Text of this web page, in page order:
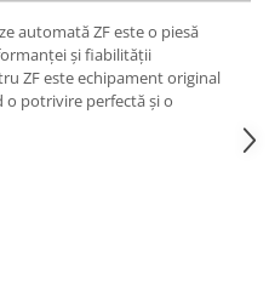
automată ZF este o piesă
și fiabilității
ZF este echipament original
o potrivire perfectă și o